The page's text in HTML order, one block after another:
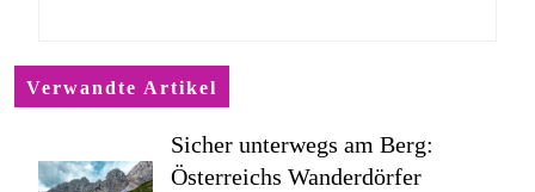
Verwandte Artikel
Sicher unterwegs am Berg:
Österreichs Wanderdörfer